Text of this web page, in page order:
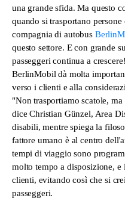
una grande sfida. Ma questo
quando si trasportano
compagnia di autobus
questo settore. E con grande
passeggeri continua a
BerlinMobil dà molta
verso i clienti e alla
"Non trasportiamo scatole,
dice Christian Günzel, Area
disabili, mentre spiega la
fattore umano è al centro
tempi di viaggio sono
molto tempo a disposizione, e
clienti, evitando così che si
passeggeri.